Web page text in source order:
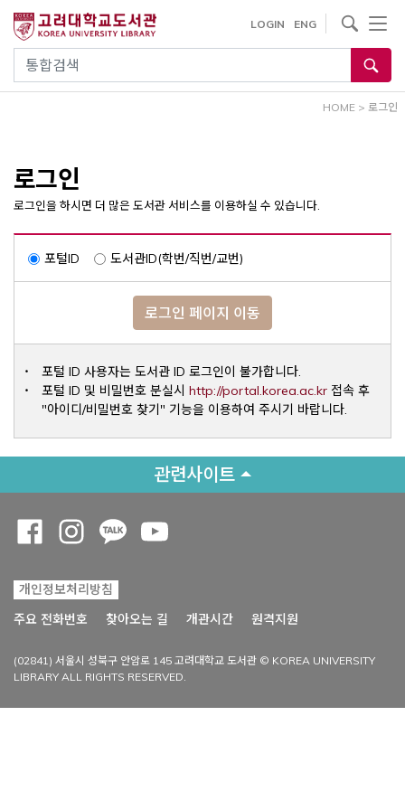
건
통합검색
LOGIN ENG
사이트내 검색
HOME > 로그인
로그인
로그인을 하시면 더 많은 도서관 서비스를 이용하실 수 있습니다.
포털ID 도서관ID(학번/직번/교번)
로그인 페이지 이동
포털 ID 사용자는 도서관 ID 로그인이 불가합니다.
포털 ID 및 비밀번호 분실시 http://portal.korea.ac.krOpens a
접속 후
"아이디/비밀번호 찾기" 기능을 이용하여 주시기 바랍니다.
관련사이트
개인정보처리방침
주요 전화번호
찾아오는 길 개관시간 원격지원
(02841) 서울시 성북구 안암로 145 고려대학교 도서관 © KOREA UNIVERSITY
LIBRARY ALL RIGHTS RESERVED.
Opens a new window
Opens a new window
Opens a new window